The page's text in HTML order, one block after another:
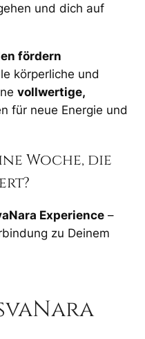
und dich auf
fördern
körperliche und
vollwertige,
für neue Energie und
Woche, die
Experience –
zu Deinem